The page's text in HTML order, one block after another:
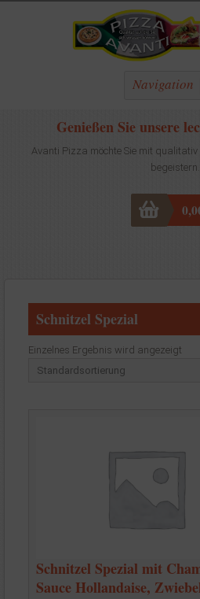
Navigation
Genießen Sie unsere
Avanti Pizza möchte Sie mit
begeistern.
Schnitzel Spezial
Einzelnes Ergebnis wird angezeigt
Schnitzel Spezial mit
Sauce Hollandaise,